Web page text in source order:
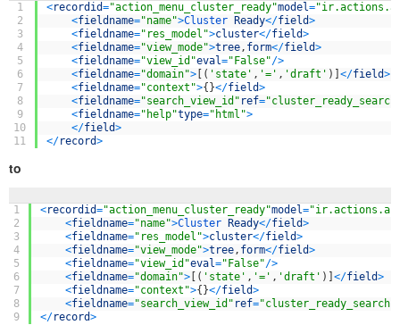
1
2
3
4
5
6
7
8
9
10
11
<recordid="action_menu_cluster_ready"model=
<fieldname="name">Cluster Ready</field>
<fieldname="res_model">cluster</field>
<fieldname="view_mode">tree, form</field>
<fieldname="view_id"eval="False"/>
<fieldname="domain"> ( 'state' , '=' , 'draft' ) </field>
<fieldname="context">{ }</field>
<fieldname="search_view_id" ref=
<fieldname="help"type="html">
</field>
</record>
to
1
2
3
4
5
6
7
8
9
<recordid="action_menu_cluster_ready"model=
<fieldname="name">Cluster Ready</field>
<fieldname="res_model">cluster</field>
<fieldname="view_mode">tree, form</field>
<fieldname="view_id"eval="False"/>
<fieldname="domain"> ( 'state' , '=' , 'draft' ) </field>
<fieldname="context">{ }</field>
<fieldname="search_view_id" ref="cluster_ready_search"
</record>